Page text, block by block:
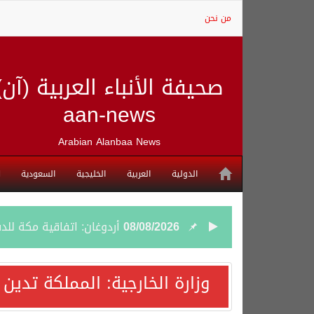
من نحن
صحيفة الأنباء العربية
aan-news
Arabian Alanbaa News
الدولية العربية الخليجية السعودية
08/08/2026 أردوغان: اتفاقية مكة
08/08/2026سمو وزير الخارجية :
وزارة الخارجية: المملكة